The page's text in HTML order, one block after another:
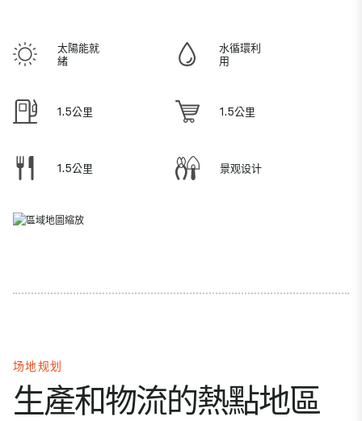
太陽能就
緒
水循環利
用
1.5公里 1.5公里
1.5公里 景观设计
场地规划
生產和物流的熱點地區